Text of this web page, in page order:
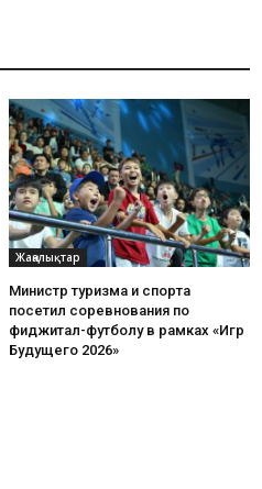
Жаңалықтар
Министр туризма и спорта
посетил соревнования по
фиджитал-футболу в рамках «Игр
Будущего 2026»